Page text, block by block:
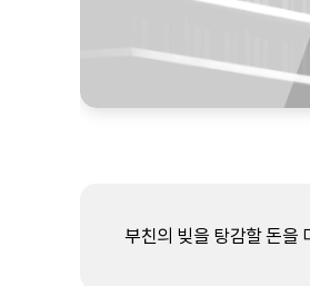
부친의 빚을 탕감할 돈을